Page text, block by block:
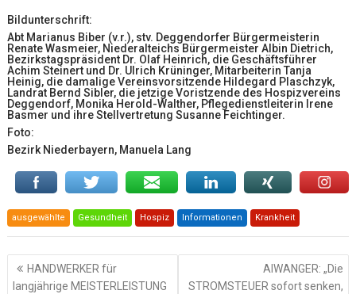
Bildunterschrift:
Abt Marianus Biber (v.r.), stv. Deggendorfer Bürgermeisterin
Renate Wasmeier, Niederalteichs Bürgermeister Albin Dietrich,
Bezirkstagspräsident Dr. Olaf Heinrich, die Geschäftsführer
Achim Steinert und Dr. Ulrich Krüninger, Mitarbeiterin Tanja
Heinig, die damalige Vereinsvorsitzende Hildegard Plaschzyk,
Landrat Bernd Sibler, die jetzige Voristzende des Hospizvereins
Deggendorf, Monika Herold-Walther, Pflegedienstleiterin Irene
Basmer und ihre Stellvertretung Susanne Feichtinger.
Foto:
Bezirk Niederbayern, Manuela Lang
ausgewählte Gesundheit Hospiz Informationen Krankheit
Beitragsnavigation
HANDWERKER für
langjährige MEISTERLEISTUNG
AIWANGER: „Die
STROMSTEUER sofort senken,